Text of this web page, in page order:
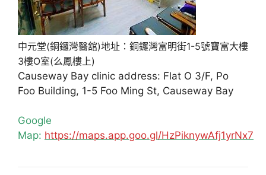
中元堂(銅鑼灣醫舘)地址：銅鑼灣富明街1-5號寶富大樓
3樓O室(么鳳樓上)
Causeway Bay clinic address: Flat O 3/F, Po
Foo Building, 1-5 Foo Ming St, Causeway Bay
Google
Map: https://maps.app.goo.gl/HzPiknywAfj1yrNx7